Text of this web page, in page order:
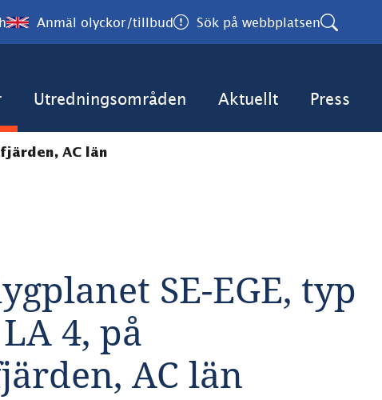
Anmäl olyckor/tillbud Sök på webbplatsen
Utredningsområden Aktuellt Press
AC län
SE-EGE, typ
4, på
AC län